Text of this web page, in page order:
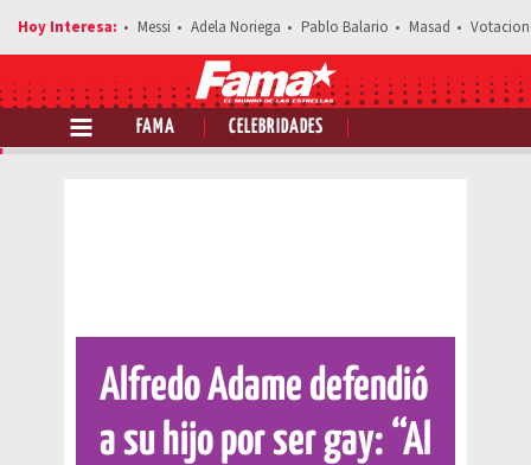
Messi Adela Noriega Pablo Balario Masad
FAMA CELEBRIDADES
Comparte esta noticia
Alfredo Adame defendió
a su hijo por ser gay: “Al